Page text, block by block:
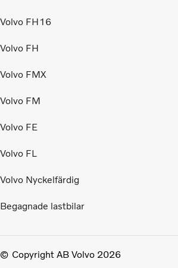
Volvo FH16
Volvo FH
Volvo FMX
Volvo FM
Volvo FE
Volvo FL
Volvo Nyckelfärdig
Begagnade lastbilar
Copyright AB Volvo 2026